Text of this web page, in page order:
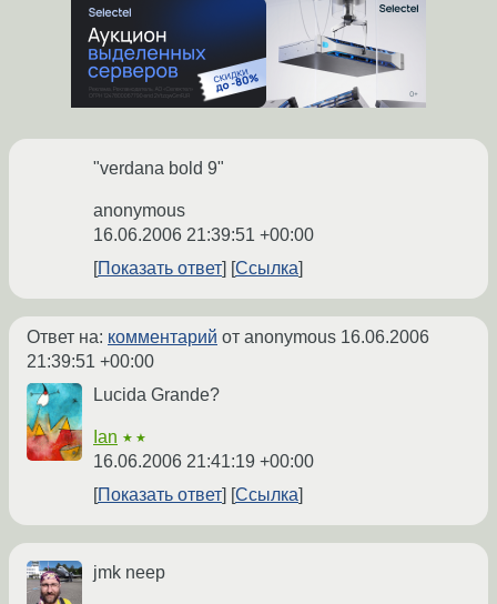
"verdana bold 9"
anonymous
16.06.2006 21:39:51 +00:00
Показать ответ
Ссылка
Ответ на: комментарий от anonymous 16.06.2006
21:39:51 +00:00
Lucida Grande?
Ian ★★
16.06.2006 21:41:19 +00:00
Показать ответ
Ссылка
jmk neep